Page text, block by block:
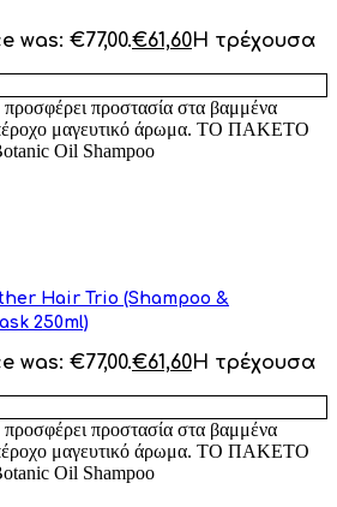
was: €77,00.€61,60Η τρέχουσα
προστασία στα βαμμένα
μαγευτικό άρωμα. ΤΟ ΠΑΚΕΤΟ
Oil Shampoo
Hair Trio (Shampoo &
250ml)
was: €77,00.€61,60Η τρέχουσα
προστασία στα βαμμένα
μαγευτικό άρωμα. ΤΟ ΠΑΚΕΤΟ
Oil Shampoo